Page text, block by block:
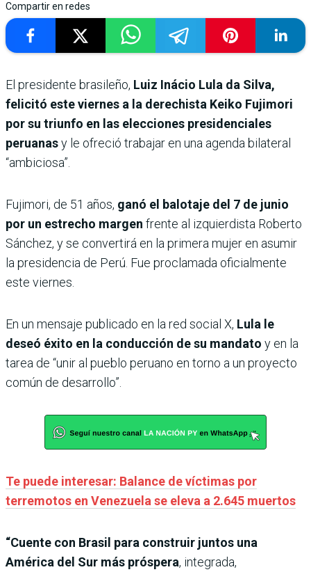
Compartir en redes
El presidente brasileño, Luiz Inácio Lula da Silva,
felicitó este viernes a la derechista Keiko Fujimori
por su triunfo en las elecciones presidenciales
peruanasy le ofreció trabajar en una agenda bilateral
“ambiciosa”.
Fujimori, de 51 años, ganó el balotaje del 7 de junio
por un estrecho margen frente al izquierdista Roberto
Sánchez, y se convertirá en la primera mujer en asumir
la presidencia de Perú. Fue proclamada oficialmente
este viernes.
En un mensaje publicado en la red social X, Lula le
deseó éxito en la conducción de su mandato y en la
tarea de “unir al pueblo peruano en torno a un proyecto
común de desarrollo”.
Te puede interesar: Balance de víctimas por
terremotos en Venezuela se eleva a 2.645 muertos
“Cuente con Brasil para construir juntos una
América del Sur más próspera, integrada,